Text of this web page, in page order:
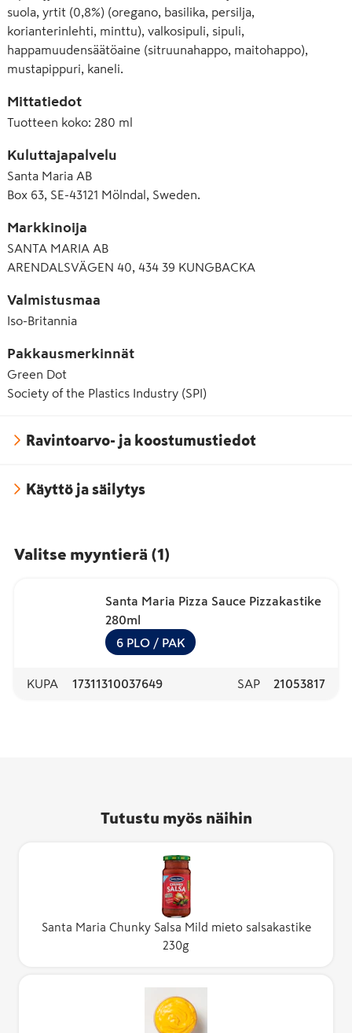
suola, yrtit (0,8%) (oregano, basilika, persilja,
korianterinlehti, minttu), valkosipuli, sipuli,
happamuudensäätöaine (sitruunahappo, maitohappo),
mustapippuri, kaneli.
Mittatiedot
Tuotteen koko: 280 ml
Kuluttajapalvelu
Santa Maria AB
Box 63, SE-43121 Mölndal, Sweden.
Markkinoija
SANTA MARIA AB
ARENDALSVÄGEN 40, 434 39 KUNGBACKA
Valmistusmaa
Iso-Britannia
Pakkausmerkinnät
Green Dot
Society of the Plastics Industry (SPI)
Ravintoarvo- ja koostumustiedot
Käyttö ja säilytys
Valitse myyntierä (1 )
Santa Maria Pizza Sauce Pizzakastike
280ml
6 PLO / PAK
KUPA 17311310037649 SAP 21053817
Tutustu myös näihin
Santa Maria Chunky Salsa Mild mieto salsakastike
230g